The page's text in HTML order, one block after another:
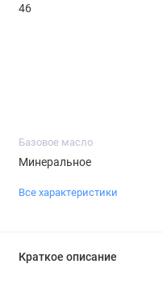
46
Базовое масло
Минеральное
Все характеристики
Краткое описание